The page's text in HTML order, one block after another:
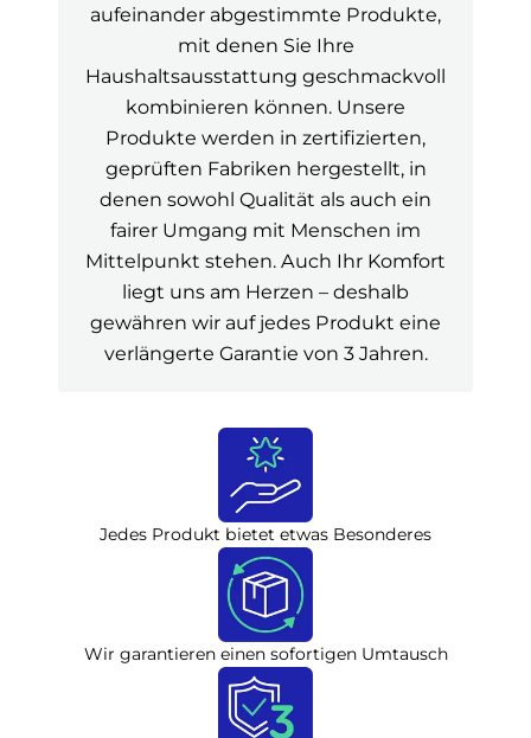
aufeinander abgestimmte Produkte,
mit denen Sie Ihre
Haushaltsausstattung geschmackvoll
kombinieren können. Unsere
Produkte werden in zertifizierten,
geprüften Fabriken hergestellt, in
denen sowohl Qualität als auch ein
fairer Umgang mit Menschen im
Mittelpunkt stehen. Auch Ihr Komfort
liegt uns am Herzen – deshalb
gewähren wir auf jedes Produkt eine
verlängerte Garantie von 3 Jahren.
Jedes Produkt bietet etwas Besonderes
Wir garantieren einen sofortigen Umtausch